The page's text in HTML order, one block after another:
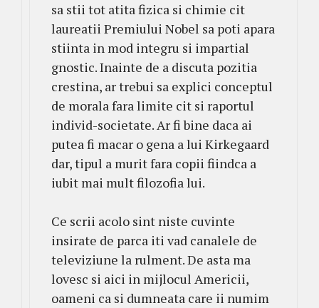
sa stii tot atita fizica si chimie cit
laureatii Premiului Nobel sa poti apara
stiinta in mod integru si impartial
gnostic. Inainte de a discuta pozitia
crestina, ar trebui sa explici conceptul
de morala fara limite cit si raportul
individ-societate. Ar fi bine daca ai
putea fi macar o gena a lui Kirkegaard
dar, tipul a murit fara copii fiindca a
iubit mai mult filozofia lui.
Ce scrii acolo sint niste cuvinte
insirate de parca iti vad canalele de
televiziune la rulment. De asta ma
lovesc si aici in mijlocul Americii,
oameni ca si dumneata care ii numim